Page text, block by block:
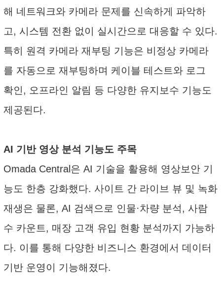
해 네트워크와 카메라 문제를 신속하게 파악하
고, 시스템 전환 없이 실시간으로 대응할 수 있다.
특히 원격 카메라 재부팅 기능은 비정상 카메라
를 자동으로 재부팅하며 케이블 테스트와 로그
확인, 오프라인 알림 등 다양한 유지보수 기능도
제공된다.
AI 기반 영상 분석 기능도 주목
Omada Central은 AI 기술을 활용해 영상보안 기
능도 한층 강화했다. 사이트 간 라이브 뷰 및 녹화
재생은 물론, AI 검색으로 인물·차량 분석, 사람
수 카운트, 매장 고객 유입 현황 분석까지 가능하
다. 이를 통해 다양한 비즈니스 환경에서 데이터
기반 운영이 기능해졌다.